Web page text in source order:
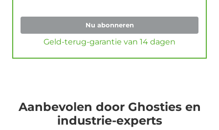
Nu abonneren
Geld-terug-garantie van 14 dagen
Aanbevolen door Ghosties en
industrie-experts